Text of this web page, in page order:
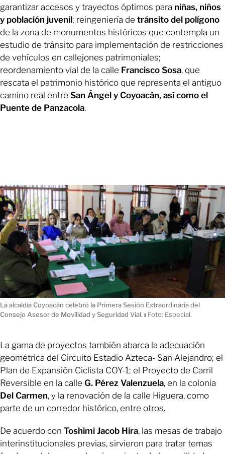
garantizar accesos y trayectos óptimos para niñas, niños
y población juvenil; reingeniería de tránsito del polígono
de la zona de monumentos históricos que contempla un
estudio de tránsito para implementación de restricciones
de vehículos en callejones patrimoniales;
reordenamiento vial de la calle Francisco Sosa, que
rescata el patrimonio histórico que representa el antiguo
camino real entre San Ángel y Coyoacán, así como el
Puente de Panzacola.
La alcaldía Coyoacán celebró la Primera Sesión Extraordinaria del
Consejo Asesor de Movilidad y Seguridad Vial. ı Foto: Especial.
La gama de proyectos también abarca la adecuación
geométrica del Circuito Estadio Azteca- San Alejandro; el
Plan de Expansión Ciclista COY-1; el Proyecto de Carril
Reversible en la calle G. Pérez Valenzuela, en la colonia
Del Carmen, y la renovación de la calle Higuera, como
parte de un corredor histórico, entre otros.
De acuerdo con Toshimi Jacob Hira, las mesas de trabajo
interinstitucionales previas, sirvieron para tratar temas